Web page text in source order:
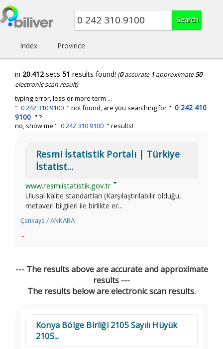
Index Province
in 20.412secs 51 results found! (0accurate 1 approximate50
electronic scan result)
typing error, less or more term ...
" 0 242 310 9100 " not found, are you searching for " 0 242 410
9100 " ?
no, show me " 0 242 310 9100 " results!
Resmi İstatistik Portalı | Türkiye
İstatist...
www.resmiistatistik.gov.tr
Ulusal kalite standartları (Karşılaştırılabilir olduğu,
metaveri bilgileri ile birlikte er...
Çankaya / ANKARA
~
--- The results above are accurate and approximate
results ---
The results below are electronic scan results.
Konya Bölge Birliği 2105 Sayılı Hüyük
2105...